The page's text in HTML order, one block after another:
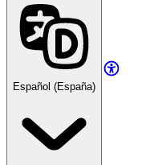
Español (España)